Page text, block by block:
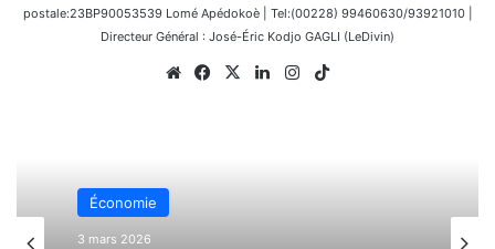
postale:23BP90053539 Lomé Apédokoè | Tel:(00228) 99460630/93921010 |
Directeur Général : José-Éric Kodjo GAGLI (LeDivin)
WebsiteFacebook
X LinkedinInstagram
Économie
3 mars 2026